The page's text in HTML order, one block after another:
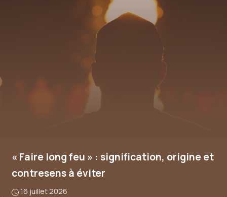
« Faire long feu » : signification, origine et
contresens à éviter
16 juillet 2026